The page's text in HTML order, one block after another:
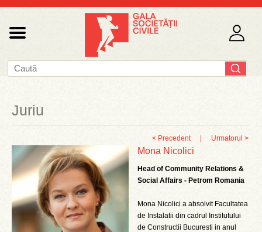
Juriu
< Precedent Urmatorul >
Mona Nicolici
Head of Community Relations &
Social Affairs - Petrom Romania
Mona Nicolici a absolvit Facultatea
de Instalatii din cadrul Institutului
de Constructii Bucuresti in anul